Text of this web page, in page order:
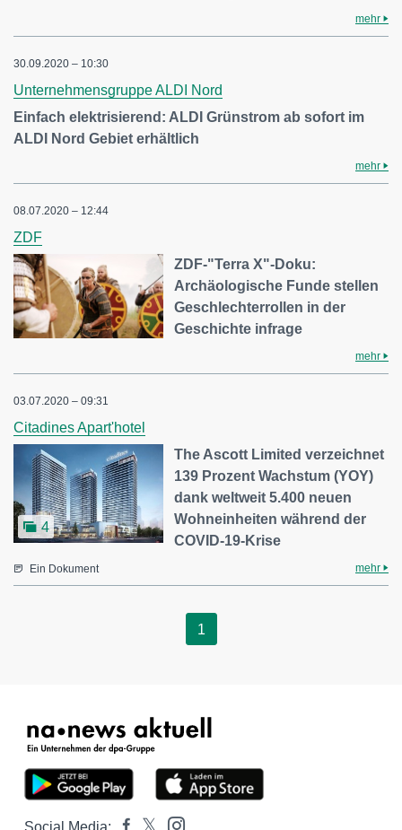
mehr
30.09.2020 – 10:30
Unternehmensgruppe ALDI Nord
Einfach elektrisierend: ALDI Grünstrom ab sofort im
ALDI Nord Gebiet erhältlich
mehr
08.07.2020 – 12:44
ZDF
ZDF-"Terra X"-Doku:
Archäologische Funde stellen
Geschlechterrollen in der
Geschichte infrage
mehr
03.07.2020 – 09:31
Citadines Apart'hotel
4
The Ascott Limited verzeichnet
139 Prozent Wachstum (YOY)
dank weltweit 5.400 neuen
Wohneinheiten während der
COVID-19-Krise
Ein Dokument mehr
1
Social Media: